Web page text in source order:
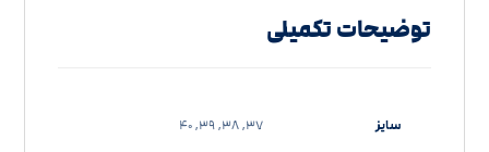
توضیحات تکمیلی
سایز 37, 38, 39, 40